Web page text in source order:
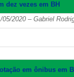
dez vezes em BH
2020 – Gabriel
em ônibus em